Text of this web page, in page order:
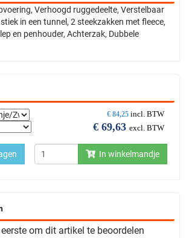
Verhoogd ruggedeelte, Verstelbaar
in een tunnel, 2 steekzakken met fleece,
en penhouder, Achterzak, Dubbele
€ 84,25 incl. BTW
€ 69,63 excl. BTW
In winkelmandje
om dit artikel te beoordelen